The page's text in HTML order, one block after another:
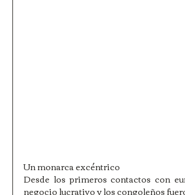
Un monarca excéntrico
Desde los primeros contactos con
negocio lucrativo y los congoleños